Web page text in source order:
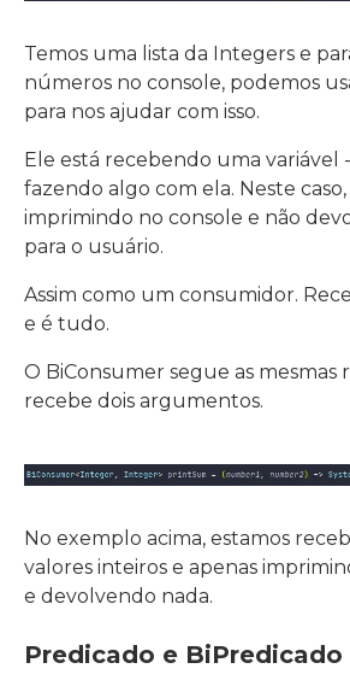
Temos uma lista da Integers e
números no console, podemos
para nos ajudar com isso.
Ele está recebendo uma variável
fazendo algo com ela. Neste caso,
imprimindo no console e não
para o usuário.
Assim como um consumidor.
e é tudo.
O BiConsumer segue as mesmas
recebe dois argumentos.
No exemplo acima, estamos
valores inteiros e apenas
e devolvendo nada.
Predicado e BiPredicado